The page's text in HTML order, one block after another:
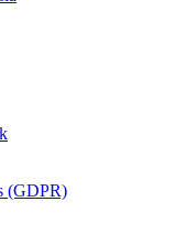
(GDPR)